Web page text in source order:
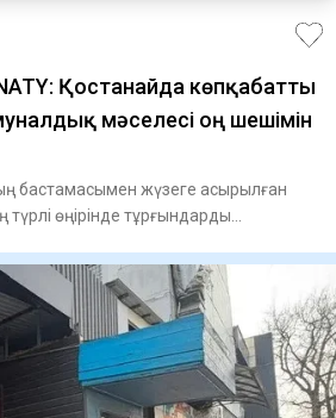
Қостанайда көпқабатты
мәселесі оң шешімін
бастамасымен жүзеге асырылған
түрлі өңірінде тұрғындарды